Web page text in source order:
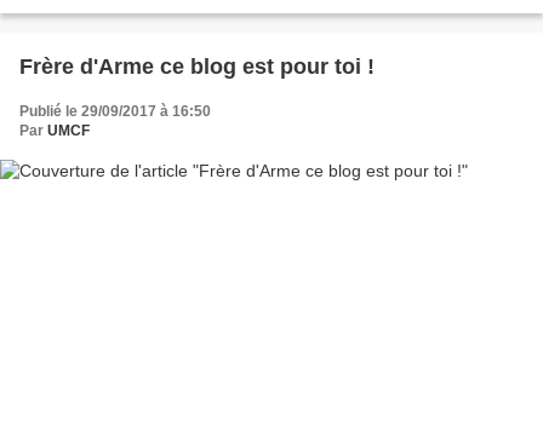
Frère d'Arme ce blog est pour toi !
Publié le 29/09/2017 à 16:50
Par UMCF